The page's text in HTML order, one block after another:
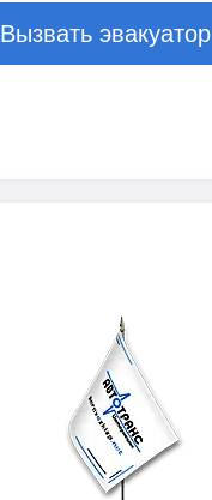
Вызвать эвакуатор